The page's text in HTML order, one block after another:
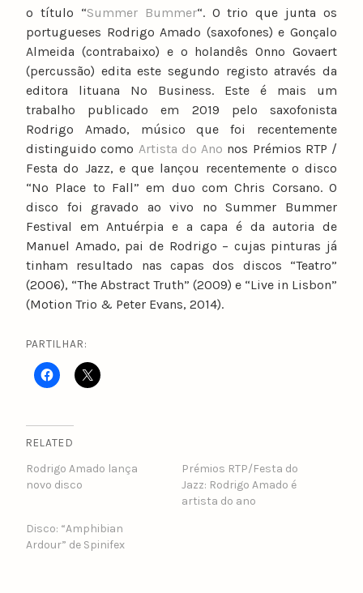
o título “Summer Bummer“. O trio que junta os
portugueses Rodrigo Amado (saxofones) e Gonçalo
Almeida (contrabaixo) e o holandês Onno Govaert
(percussão) edita este segundo registo através da
editora lituana No Business. Este é mais um
trabalho publicado em 2019 pelo saxofonista
Rodrigo Amado, músico que foi recentemente
distinguido como Artista do Ano nos Prémios RTP /
Festa do Jazz, e que lançou recentemente o disco
“No Place to Fall” em duo com Chris Corsano. O
disco foi gravado ao vivo no Summer Bummer
Festival em Antuérpia e a capa é da autoria de
Manuel Amado, pai de Rodrigo – cujas pinturas já
tinham resultado nas capas dos discos “Teatro”
(2006), “The Abstract Truth” (2009) e “Live in Lisbon”
(Motion Trio & Peter Evans, 2014).
PARTILHAR:
RELATED
Rodrigo Amado lança
novo disco
Prémios RTP/Festa do
Jazz: Rodrigo Amado é
artista do ano
Disco: “Amphibian
Ardour” de Spinifex